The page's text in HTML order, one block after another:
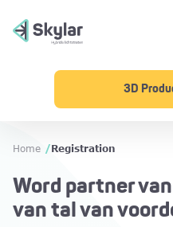
3D
Home /Registration
Word partner
van tal van